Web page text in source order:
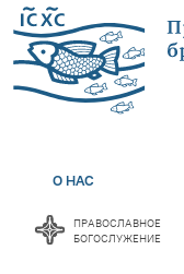
О НАС
православное
богослужение